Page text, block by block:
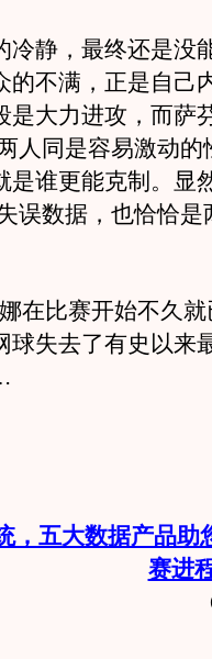
静，最终还是没
的不满，正是自己
是大力进攻，而萨
人同是容易激动的
是谁更能克制。显
误数据，也恰恰是
比赛开始不久就
球失去了有史以来
，五大数据产品助
赛进